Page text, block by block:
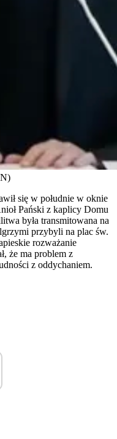
się w południe w oknie
Pański z kaplicy Domu
była transmitowana na
przybyli na plac św.
rozważanie
że ma problem z
z oddychaniem.